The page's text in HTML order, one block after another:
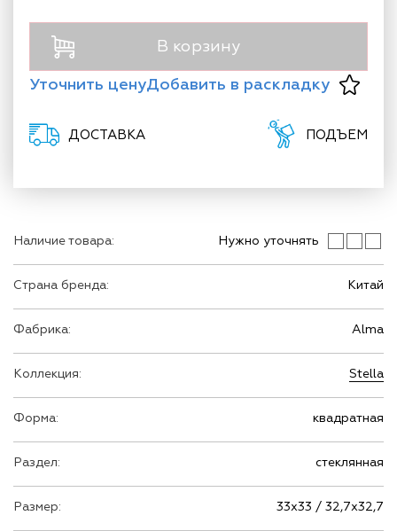
Наличие товара: Нужно уточнять
Страна бренда: Китай
Фабрика: Alma
Коллекция: Stella
Форма: квадратная
Раздел: стеклянная
Размер: 33х33 / 32,7х32,7
В корзину
Уточнить ценуДобавить в раскладку
ДОСТАВКА ПОДЪЕМ